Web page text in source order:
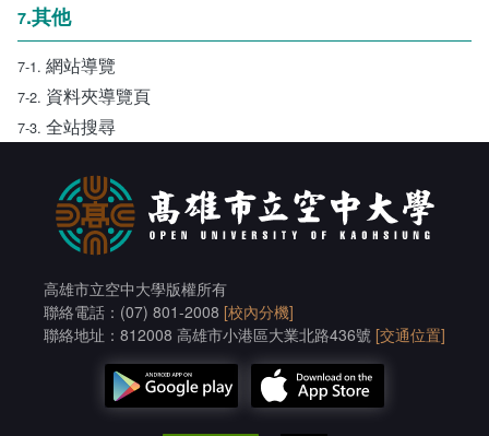
7.其他
7-1. 網站導覽
7-2. 資料夾導覽頁
7-3. 全站搜尋
高雄市立空中大學版權所有
聯絡電話：(07) 801-2008 [校內分機]
聯絡地址：812008 高雄市小港區大業北路436號 [交通位置]